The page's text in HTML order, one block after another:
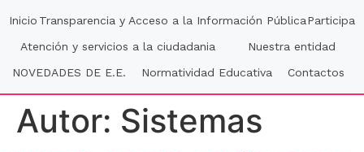
Inicio Transparencia y Acceso a la Información PúblicaParticipa
Atención y servicios a la ciudadania
Nuestra entidad
NOVEDADES DE E.E.
Normatividad Educativa Contactos
Autor: Sistemas